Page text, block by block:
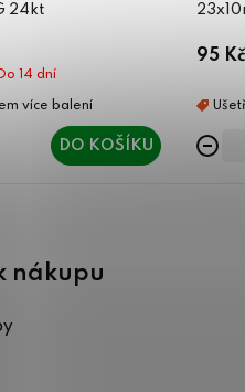
24kt
Do 14 dní
DO KOŠÍKU
95 Kč
nákupu